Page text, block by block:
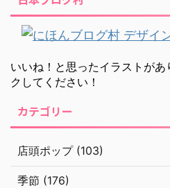
いいね！と思ったイラストが
クしてください！
カテゴリー
店頭ポップ (103)
季節 (176)